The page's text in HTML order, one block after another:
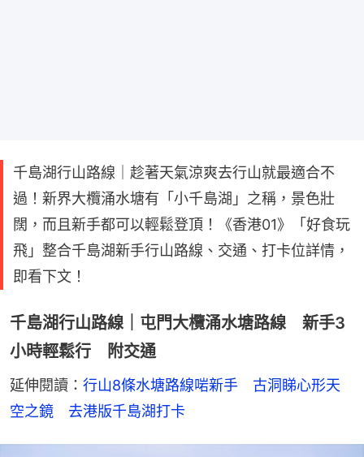
千島湖行山路線｜趁著天氣涼爽去行山就最適合不
過！新界大欖涌水塘有「小千島湖」之稱，景色壯
闊，而且新手都可以輕鬆登頂！《香港01》「好食玩
飛」整合千島湖新手行山路線、交通、打卡位詳情，
即看下文！
千島湖行山路線｜屯門大欖涌水塘路線 新手3
小時輕鬆行 附交通
延伸閱讀： 行山8條水塘路線啱新手　古洞睇心形天
空之鏡　去港版千島湖打卡